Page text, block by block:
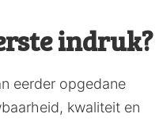
indruk?
eerder opgedane
kwaliteit en